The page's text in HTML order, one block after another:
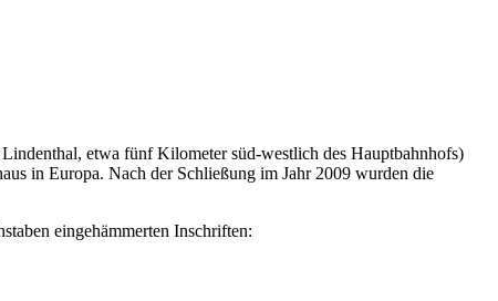
etwa fünf Kilometer süd-westlich des Hauptbahnhofs)
in Europa. Nach der Schließung im Jahr 2009 wurden die
eingehämmerten Inschriften: